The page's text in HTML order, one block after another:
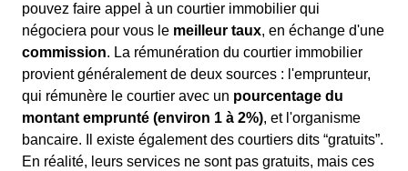
pouvez faire appel à un courtier immobilier qui
négociera pour vous le meilleur taux, en échange d'une
commission. La rémunération du courtier immobilier
provient généralement de deux sources : l'emprunteur,
qui rémunère le courtier avec un pourcentage du
montant emprunté (environ 1 à 2%), et l'organisme
bancaire. Il existe également des courtiers dits “gratuits”.
En réalité, leurs services ne sont pas gratuits, mais ces